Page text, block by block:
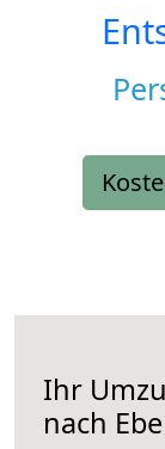
Ihr
nach